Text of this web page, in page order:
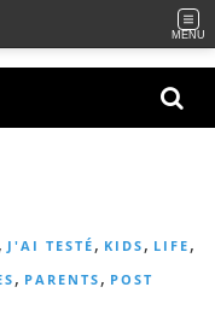
MENU
J'AI TESTÉ, KIDS, LIFE,
, PARENTS, POST